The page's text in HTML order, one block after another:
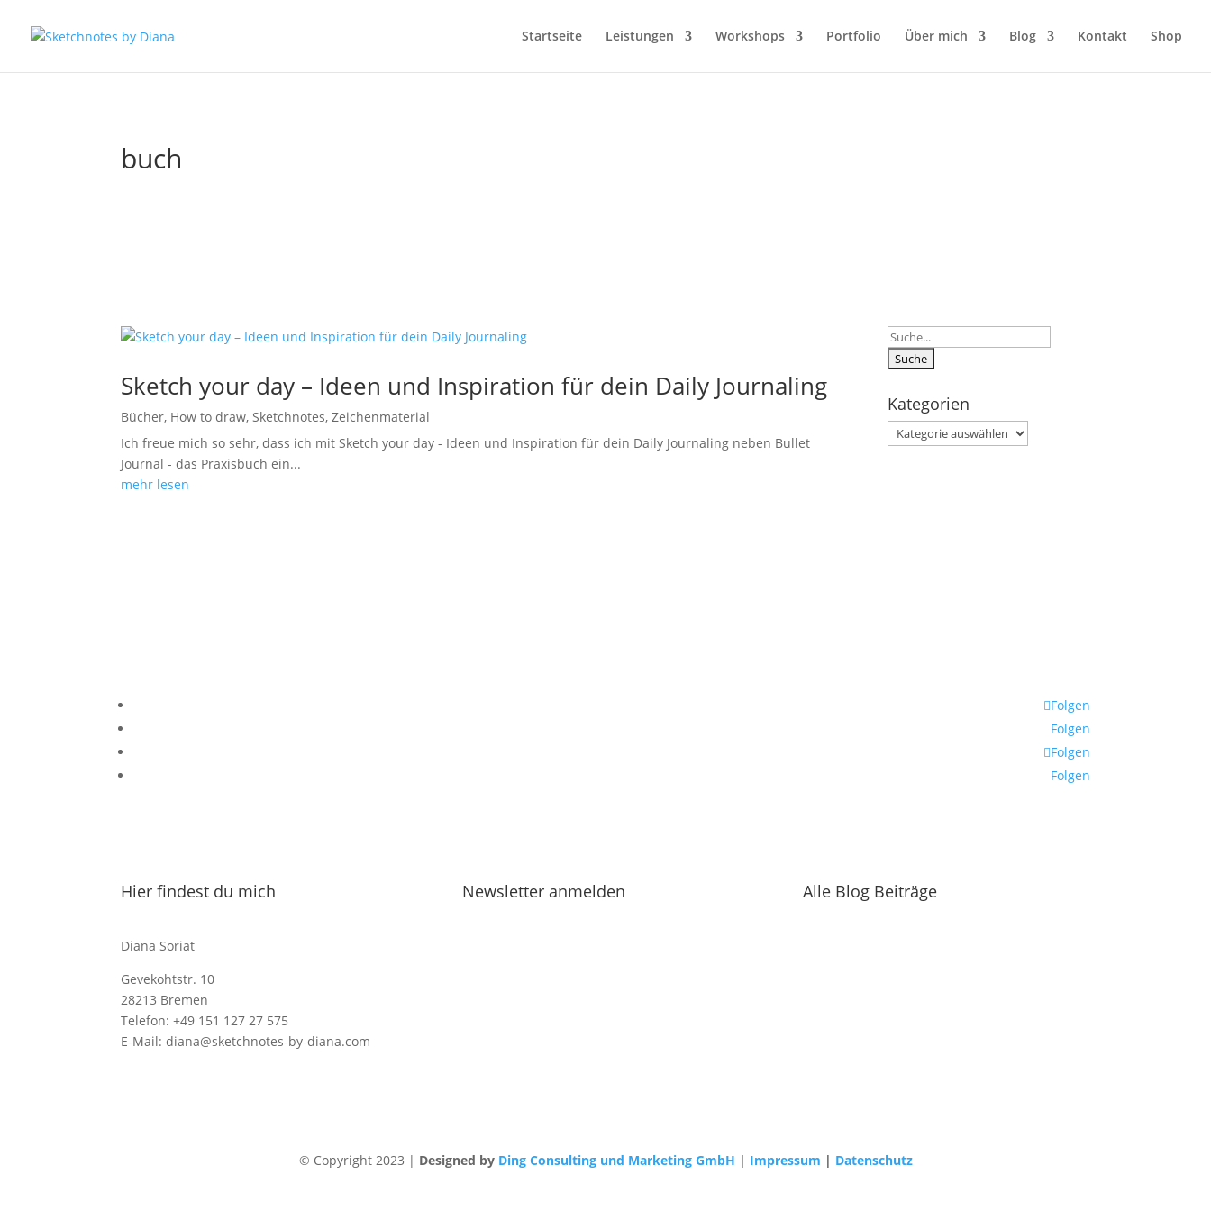
Startseite Leistungen Workshops Portfolio Über mich Blog Kontakt Shop
buch
Sketch your day – Ideen und Inspiration für dein Daily Journaling
Bücher, How to draw,Sketchnotes,Zeichenmaterial
Ich freue mich so sehr, dass ich mit Sketch your day - Ideen und Inspiration für dein Daily Journaling neben Bullet
Journal - das Praxisbuch ein...
mehr lesen
Suchen
nach:
Kategorien
Kategorien
Folgen
Folgen
Folgen
Folgen
Hier findest du mich
Diana Soriat
Gevekohtstr. 10
28213 Bremen
Telefon: +49 151 127 27 575
E-Mail: diana@sketchnotes-by-diana.com
Newsletter anmelden Alle Blog Beiträge
© Copyright 2023 | Designed by Ding Consulting und Marketing GmbH | Impressum | Datenschutz